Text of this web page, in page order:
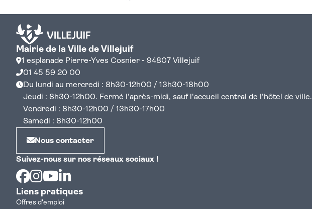
Mairie de la Ville de Villejuif
1 esplanade Pierre-Yves Cosnier - 94807 Villejuif
01 45 59 20 00
Du lundi au mercredi : 8h30-12h00 / 13h30-18h00
Jeudi : 8h30-12h00. Fermé l'après-midi, sauf l'accueil central de l'hôtel de ville.
Vendredi : 8h30-12h00 / 13h30-17h00
Samedi : 8h30-12h00
Nous contacter
Suivez-nous sur nos réseaux sociaux !
Facebook
Instagram
Youtube
Liens pratiques
Offres d'emploi